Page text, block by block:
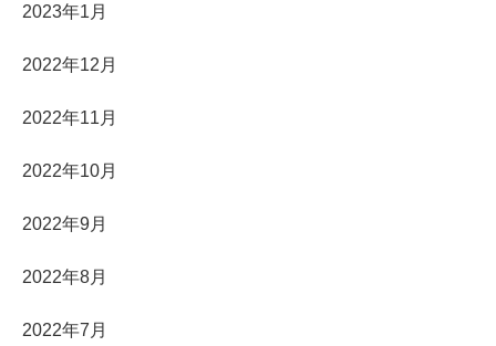
2023年1月
2022年12月
2022年11月
2022年10月
2022年9月
2022年8月
2022年7月